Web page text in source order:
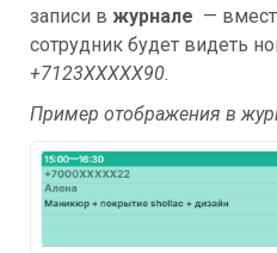
записи в журнале —
сотрудник будет видеть
+7123XXXXX90.
Пример отображения в